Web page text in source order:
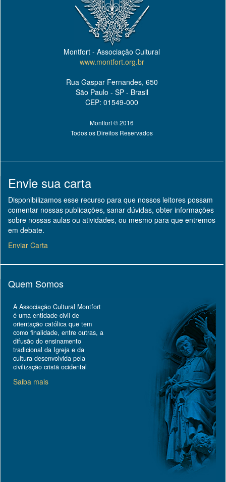
Montfort - Associação Cultural
www.montfort.org.br
Rua Gaspar Fernandes, 650
São Paulo - SP - Brasil
CEP: 01549-000
Montfort © 2016
Todos os Direitos Reservados
Envie sua carta
Disponibilizamos esse recurso para que nossos leitores possam
comentar nossas publicações, sanar dúvidas, obter informações
sobre nossas aulas ou atividades, ou mesmo para que entremos
em debate.
Enviar Carta
Quem Somos
A Associação Cultural Montfort
é uma entidade civil de
orientação católica que tem
como finalidade, entre outras, a
difusão do ensinamento
tradicional da Igreja e da
cultura desenvolvida pela
civilização cristã ocidental
Saiba mais